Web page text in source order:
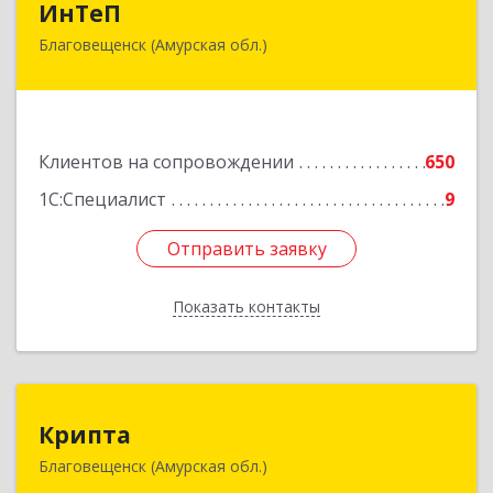
ИнТеП
Благовещенск (Амурская обл.)
Клиентов на сопровождении
650
1С:Специалист
9
Отправить заявку
Показать контакты
675000, Амурская обл, Благовещенск г,
Отправить заявку
Назад
Крипта
Благовещенск (Амурская обл.)
675000, Амурская обл, Благовещенск г,